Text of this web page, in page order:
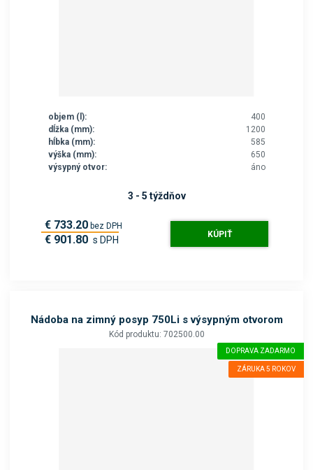
objem (l):
400
dĺžka (mm):
1200
hĺbka (mm):
585
výška (mm):
650
výsypný otvor:
áno
3 - 5 týždňov
€ 733.20 bez DPH
€ 901.80 s DPH KÚPIŤ
Nádoba na zimný posyp 750Li s výsypným otvorom
Kód produktu: 702500.00
DOPRAVA ZADARMO
ZÁRUKA 5 ROKOV